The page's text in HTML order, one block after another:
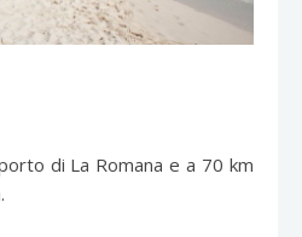
di La Romana e a 70 km